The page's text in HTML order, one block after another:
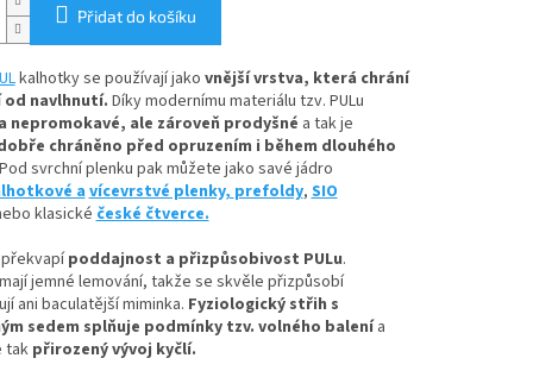
Přidat do košíku
kalhotky se používají jako vnější vrstva, která chrání
od navlhnutí.Díkymodernímu materiálu tzv. PULu
nepromokavé, ale zároveň prodyšné a tak je
chráněno před opruzením i během dlouhého
Pod svrchní plenku pak můžete jako savé jádro
avícevrstvé plenky,prefoldy,SIO
klasickéčeské čtverce.
poddajnost a přizpůsobivost PULu.
jemné lemování, takže se skvěle přizpůsobí
ani baculatější miminka. Fyziologický střih s
sedem splňuje podmínky tzv. volného balenía
takpřirozený vývoj kyčlí.